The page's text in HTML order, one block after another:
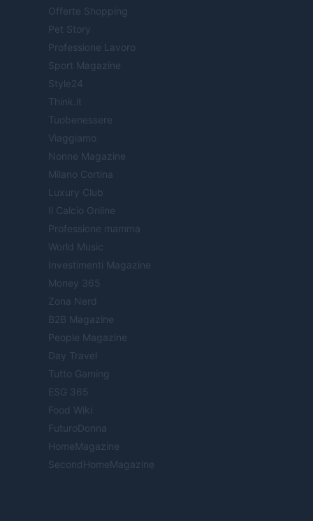
Offerte Shopping
Pet Story
Professione Lavoro
Sport Magazine
Style24
Think.it
Tuobenessere
Viaggiamo
Nonne Magazine
Milano Cortina
Luxury Club
Il Calcio Online
Professione mamma
World Music
Investimenti Magazine
Money 365
Zona Nerd
B2B Magazine
People Magazine
Day Travel
Tutto Gaming
ESG 365
Food Wiki
FuturoDonna
HomeMagazine
SecondHomeMagazine